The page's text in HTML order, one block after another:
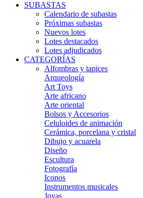
SUBASTAS
Calendario de subastas
Próximas subastas
Nuevos lotes
Lotes destacados
Lotes adjudicados
CATEGORÍAS
Alfombras y tapices
Arqueología
Art Toys
Arte africano
Arte oriental
Bolsos y Accesorios
Celuloides de animación
Cerámica, porcelana y cristal
Dibujo y acuarela
Diseño
Escultura
Fotografía
Iconos
Instrumentos musicales
Joyas